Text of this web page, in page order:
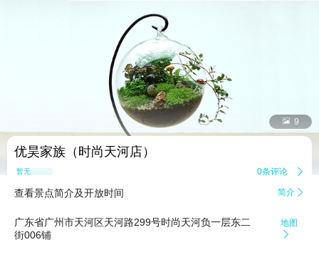
 9
优昊家族（时尚天河店）
暂无点评 0条评论 
查看景点简介及开放时间 简介 
广东省广州市天河区天河路299号时尚天河负一层东二
街006铺
地图
